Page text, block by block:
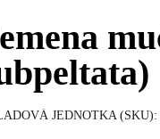
JEDNOTKA (SKU)